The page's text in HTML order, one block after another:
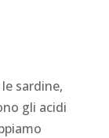
sardine,
gli acidi